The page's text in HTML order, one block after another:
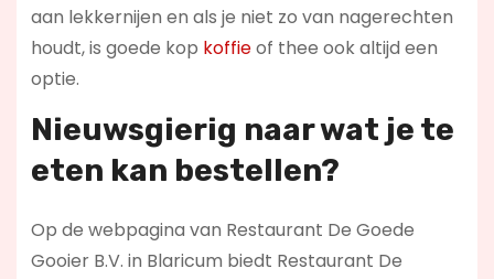
aan lekkernijen en als je niet zo van nagerechten
houdt, is goede kop koffieof thee ook altijd een
optie.
Nieuwsgierig naar wat je te
eten kan bestellen?
Op de webpagina van Restaurant De Goede
Gooier B.V. in Blaricum biedt Restaurant De